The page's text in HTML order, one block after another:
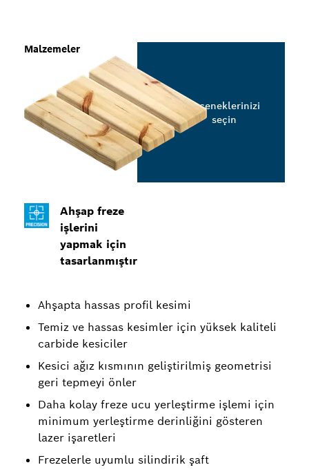
Ahşap freze
işlerini
yapmak için
tasarlanmıştır
Ahşapta hassas profil kesimi
Temiz ve hassas kesimler için yüksek kaliteli
carbide kesiciler
Kesici ağız kısmının geliştirilmiş geometrisi
geri tepmeyi önler
Daha kolay freze ucu yerleştirme işlemi için
minimum yerleştirme derinliğini gösteren
lazer işaretleri
Frezelerle uyumlu silindirik şaft
Malzemeler
Seçeneklerinizi
seçin